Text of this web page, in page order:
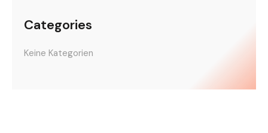
Categories
Keine Kategorien